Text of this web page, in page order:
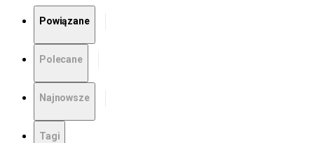
Powiązane
Polecane
Najnowsze
Tagi